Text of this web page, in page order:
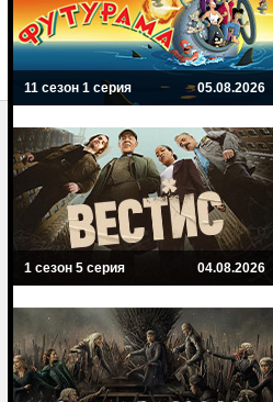
11 сезон 1 серия 05.08.2026
1 сезон 5 серия 04.08.2026